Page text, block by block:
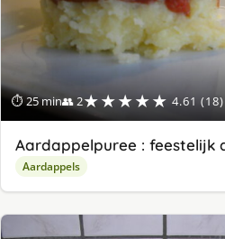
⏱ 25 min👥 2★★★★★ 4.61 (18)
Aardappelpuree : feestelijk
Aardappels